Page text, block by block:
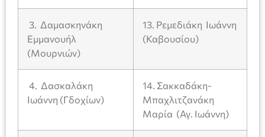
3. Δαμασκηνάκη
Εμμανουήλ
(Μουρνιών)
13. Ρεμεδιάκη Ιωάννη
(Καβουσίου)
4. Δασκαλάκη
Ιωάννη (Γδοχίων)
14. Σακκαδάκη-
Μπαχλιτζανάκη
Μαρία (Αγ. Ιωάννη)